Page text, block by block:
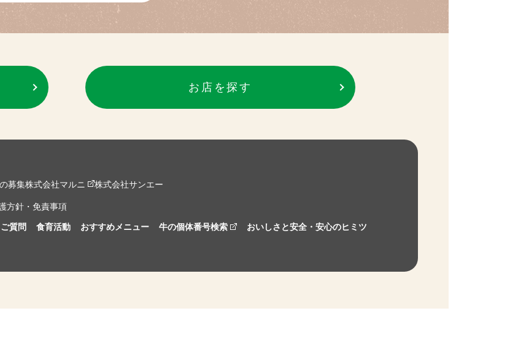
お店を探す
募集株式会社マルニ 株式会社サンエー
方針・免責事項
質問 食育活動 おすすめメニュー 牛の個体番号検索 おいしさと安全・安心のヒミツ